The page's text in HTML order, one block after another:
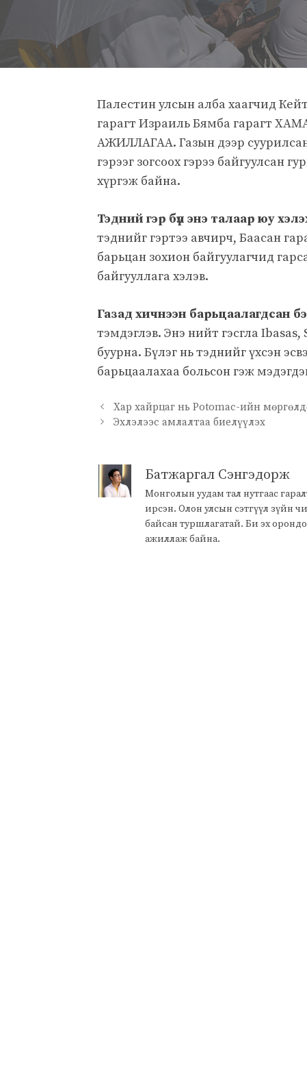
Палестин улсын алба хаагчид
гарагт Израиль Бямба гарагт
АЖИЛЛАГАА. Газын дээр
гэрээг зогсоох гэрээ байгуулсан
хүргэж байна.
Тэдний гэр бүл энэ талаар юу
тэднийг гэртээ авчирч, Баасан
барьцан зохион байгуулагчид
байгууллага хэлэв.
Газад хичнээн барьцаалагдсан
тэмдэглэв. Энэ нийт гэсгла
буурна. Бүлэг нь тэднийг үхсэн
барьцаалахаа больсон гэж
Хар хайрцаг нь Potomac-ийн
Эхлэлээс амлалтаа биелүүлэх
Батжаргал Сэнгэдорж
Монголын уудам тал нутгаас
ирсэн. Олон улсын сэтгүүл зүйн
байсан туршлагатай. Би эх
ажиллаж байна.